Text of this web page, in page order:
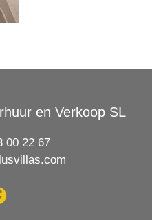
en Verkoop SL
00 22 67